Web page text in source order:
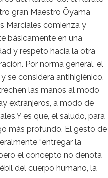
gran Maestro Ōyama
Marciales comienza y
básicamente en una
y respeto hacia la otra
Por norma general, el
se considera antihigiénico.
las manos al modo
extranjeros, a modo de
es que, el saludo, para
más profundo. El gesto de
“entregar la
el concepto no denota
del cuerpo humano, la